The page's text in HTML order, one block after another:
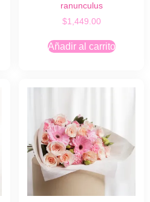
ranunculus
$1,449.00
Añadir al carrito